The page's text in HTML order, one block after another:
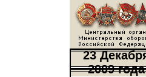
23
2009 года